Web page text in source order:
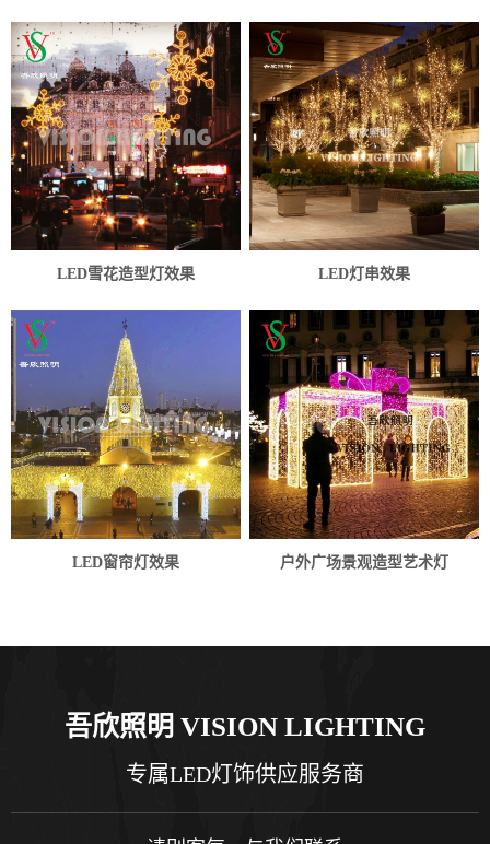
LED雪花造型灯效果 LED灯串效果
LED窗帘灯效果 户外广场景观造型艺术灯
吾欣照明 VISION LIGHTING
专属LED灯饰供应服务商